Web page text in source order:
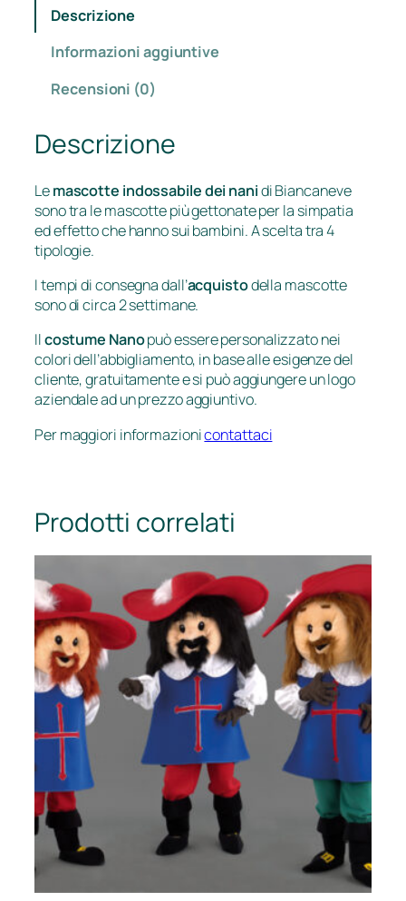
Descrizione
Informazioni aggiuntive
Recensioni (0)
Descrizione
Lemascotte indossabile dei nanidi Biancaneve
sono tra le mascotte più gettonate per la simpatia
ed effetto che hanno sui bambini. A scelta tra 4
tipologie.
I tempi di consegna dall’acquistodella mascotte
sono di circa 2 settimane.
Ilcostume Nanopuò essere personalizzato nei
colori dell’abbigliamento, in base alle esigenze del
cliente, gratuitamente e si può aggiungere un logo
aziendale ad un prezzo aggiuntivo.
Per maggiori informazionicontattaci
Prodotti correlati